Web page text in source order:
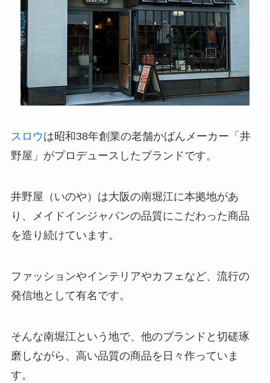
スロウは昭和38年創業の老舗かばんメーカー「井
野屋」がプロデュースしたブランドです。
井野屋（いのや）は大阪の南堀江に本拠地があ
り、メイドインジャパンの品質にこだわった商品
を造り続けています。
ファッションやインテリアやカフェなど、流行の
発信地として有名です。
そんな南堀江という地で、他のブランドと切磋琢
磨しながら、高い品質の商品を日々作っていま
す。